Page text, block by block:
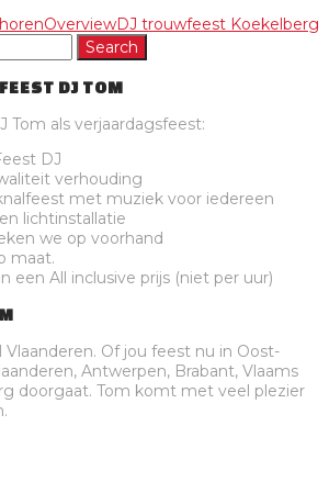
OverviewDJ trouwfeest Koekelberg
DJ TOM
Tom als verjaardagsfeest:
DJ
verhouding
met muziek voor iedereen
lichtinstallatie
we op voorhand
maat.
een All inclusive prijs (niet per uur)
Vlaanderen. Of jou feest nu in Oost-
Antwerpen, Brabant, Vlaams
doorgaat. Tom komt met veel plezier